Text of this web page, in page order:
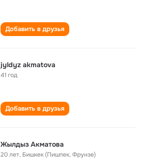
Добавить в друзья
jyldyz akmatova
41 год
Добавить в друзья
Жылдыз Акматова
20 лет, Бишкек (Пишпек, Фрунзе)